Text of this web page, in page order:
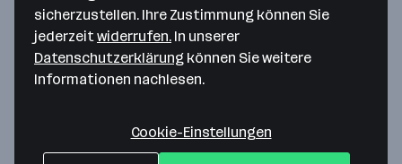
Bitte stimme unseren Cookie-
Richtlinien zu, um diese Karte
anzuzeigen.
sicherzustellen. Ihre Zustimmung können Sie
jederzeitwiderrufen. In unserer
Datenschutzerklärung können Sie weitere
Informationen nachlesen.
Cookie-Einstellungen